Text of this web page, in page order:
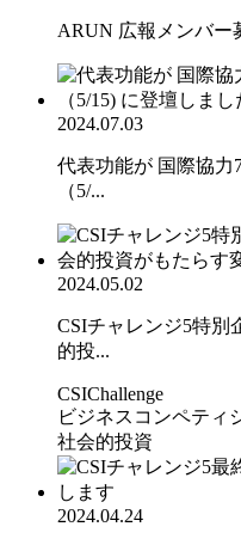
ARUN 広報メンバー
2024.07.03
代表功能が 国際協力
（5/...
2024.05.02
CSIチャレンジ5特別
的投...
CSIChallenge
ビジネスコンペティ
社会的投資
2024.04.24